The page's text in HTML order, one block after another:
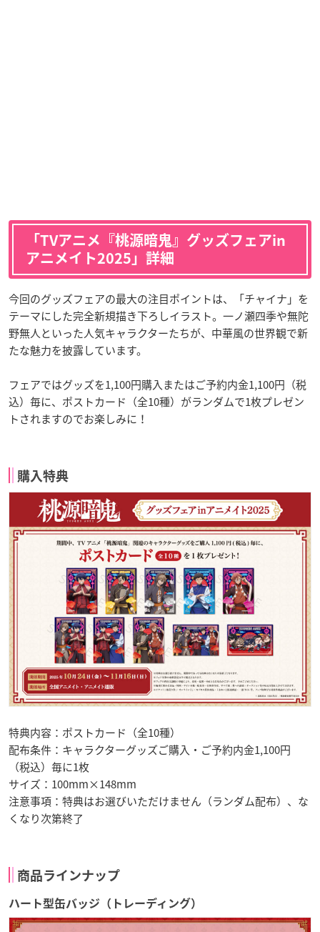
「TVアニメ『桃源暗鬼』グッズフェアin
アニメイト2025」詳細
今回のグッズフェアの最大の注目ポイントは、「チャイナ」を
テーマにした完全新規描き下ろしイラスト。一ノ瀬四季や無陀
野無人といった人気キャラクターたちが、中華風の世界観で新
たな魅力を披露しています。
フェアではグッズを1,100円購入またはご予約内金1,100円（税
込）毎に、ポストカード（全10種）がランダムで1枚プレゼン
トされますのでお楽しみに！
購入特典
特典内容：ポストカード（全10種）
配布条件：キャラクターグッズご購入・ご予約内金1,100円
（税込）毎に1枚
サイズ：100mm×148mm
注意事項：特典はお選びいただけません（ランダム配布）、な
くなり次第終了
商品ラインナップ
ハート型缶バッジ（トレーディング）